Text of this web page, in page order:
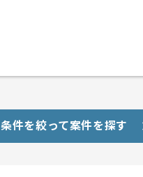
条件を絞って案件を探す